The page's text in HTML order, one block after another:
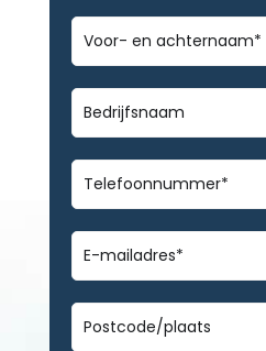
Voor-
en
achternaam*
Bedrijfsnaam
Telefoonnummer*
E-
mailadres*
Geen
titel